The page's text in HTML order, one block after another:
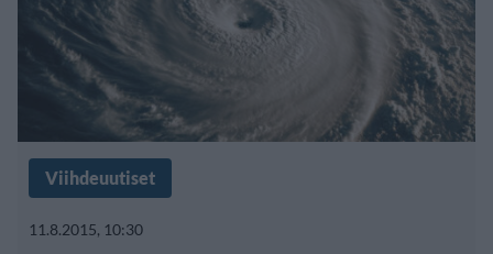
Viihdeuutiset
11.8.2015, 10:30